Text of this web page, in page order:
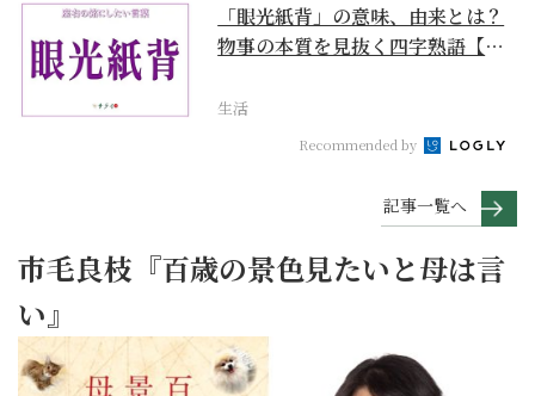
「眼光紙背」の意味、由来とは？
物事の本質を見抜く四字熟語【座
生活
Recommended by
記事一覧へ
市毛良枝『百歳の景色見たいと母は言
い』